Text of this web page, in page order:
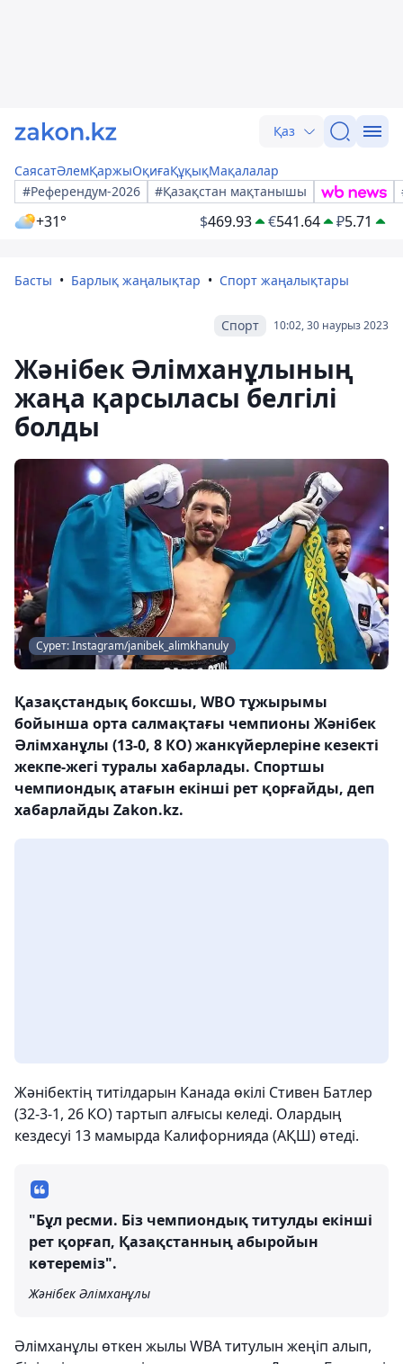
Қаз
СаясатӘлемҚаржыОқиғаҚұқықМақалалар
#Референдум-2026
#Қазақстан мақтанышы
+31° $469.93 €541.64 ₽5.71
Басты Барлық жаңалықтар Спорт жаңалықтары
10:02, 30 наурыз 2023
Спорт
Жәнібек Әлімханұлының
жаңа қарсыласы белгілі
болды
Сурет: Instagram/janibek_alimkhanuly
Қазақстандық боксшы, WBO тұжырымы
бойынша орта салмақтағы чемпионы Жәнібек
Әлімханұлы (13-0, 8 КО) жанкүйерлеріне кезекті
жекпе-жегі туралы хабарлады. Спортшы
чемпиондық атағын екінші рет қорғайды, деп
хабарлайды Zakon.kz.
Жәнібектің титілдарын Канада өкілі Стивен Батлер
(32-3-1, 26 КО) тартып алғысы келеді. Олардың
кездесуі 13 мамырда Калифорнияда (АҚШ) өтеді.
"Бұл ресми. Біз чемпиондық титулды екінші
рет қорғап, Қазақстанның абыройын
көтереміз".
Жәнібек Әлімханұлы
Әлімханұлы өткен жылы WBA титулын жеңіп алып,